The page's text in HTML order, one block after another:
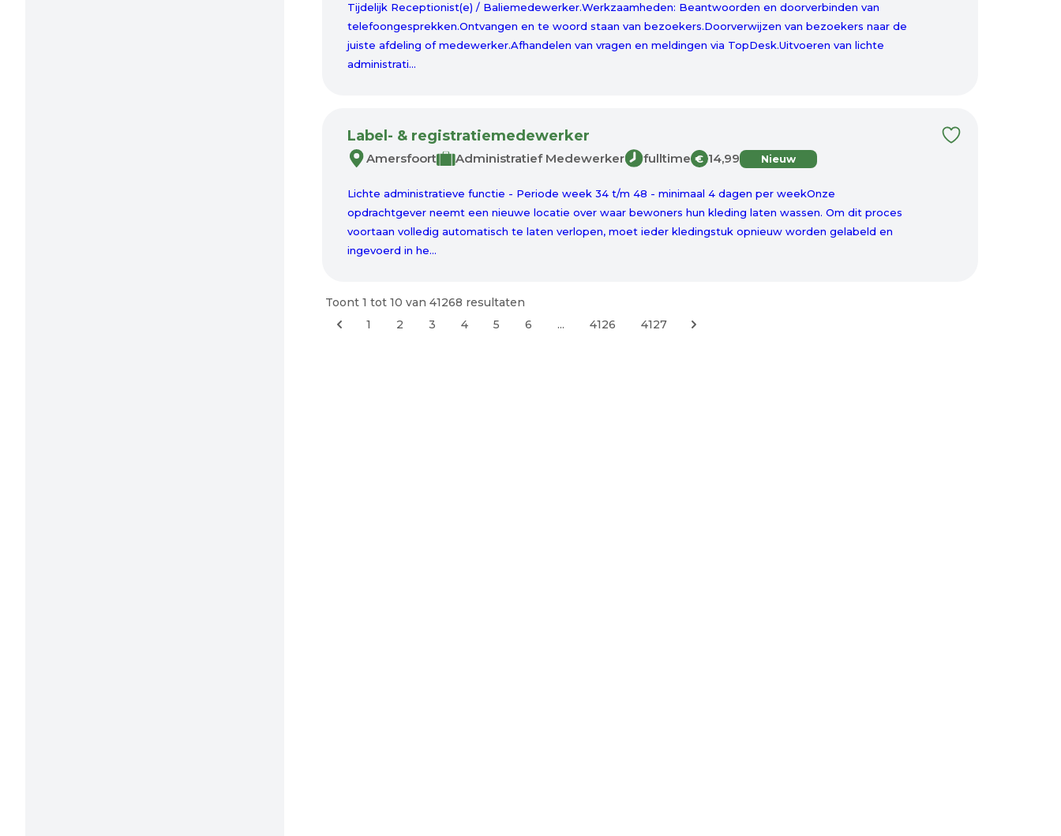
Tijdelijk Receptionist(e) / Baliemedewerker.Werkzaamheden: Beantwoorden en doorverbinden van
telefoongesprekken.Ontvangen en te woord staan van bezoekers.Doorverwijzen van bezoekers naar de
juiste afdeling of medewerker.Afhandelen van vragen en meldingen via TopDesk.Uitvoeren van lichte
administrati...
Label- & registratiemedewerker
Amersfoort Administratief Medewerker fulltime € 14,99 Nieuw
Lichte administratieve functie - Periode week 34 t/m 48 - minimaal 4 dagen per weekOnze
opdrachtgever neemt een nieuwe locatie over waar bewoners hun kleding laten wassen. Om dit proces
voortaan volledig automatisch te laten verlopen, moet ieder kledingstuk opnieuw worden gelabeld en
ingevoerd in he...
Toont 1 tot 10 van 41268 resultaten
1
2 3 4 5 6 ... 4126 4127